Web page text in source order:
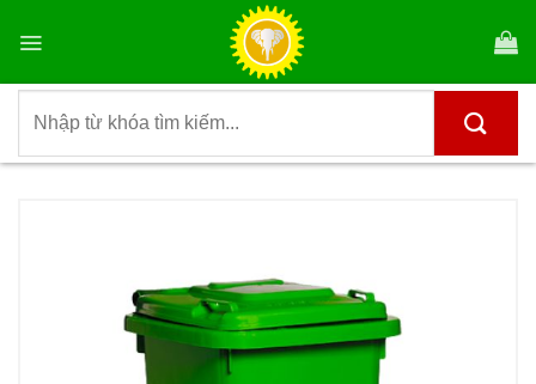
qua
dung
kiếm: